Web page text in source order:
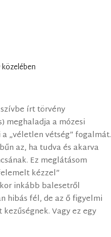
közelében
írt törvény
meghaladja a mózesi
„véletlen vétség” fogalmát.
az, ha tudva és akarva
Ez meglátásom
kézzel”
inkább balesetről
hibás fél, de az ő figyelmi
Vagy ez egy